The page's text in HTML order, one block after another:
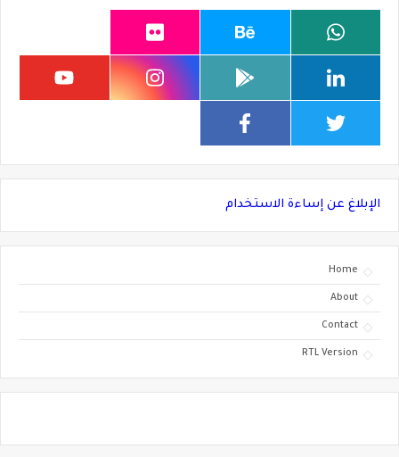
الإبلاغ عن إساءة الاستخدام
Home
About
Contact
RTL Version